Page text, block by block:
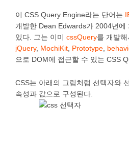
이 CSS Query Engine라는 단어는
개발한 Dean Edwards가 2004년에
있다. 그는 이미 cssQuery를 개발
jQuery, MochiKit Prototype
으로 DOM에 접근할 수 있는 CSS
CSS는 아래의 그림처럼 선택자와
속성과 값으로 구성된다.